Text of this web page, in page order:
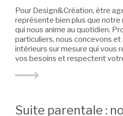
Pour Design&Création, être
représente bien plus que notre
qui nous anime au quotidien.
particuliers, nous concevons
intérieurs sur mesure qui vous
vos besoins et respectent
Suite parentale :